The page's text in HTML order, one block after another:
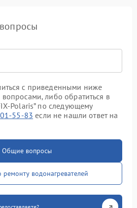
с приведенными ниже
либо обратиться в
Polaris” по следующему
55-83 если не нашли ответ на
Общие вопросы
ремонту водонагревателей